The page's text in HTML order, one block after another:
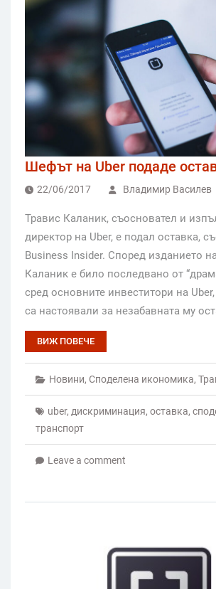
Шефът на Uber подаде
22/06/2017 Владимир Василев
Травис Каланик, съосновател и
директор на Uber, е подал оставка,
Business Insider. Според изданието
Каланик е било последвано от
сред основните инвеститори на
са настоявали за незабавната му
ВИЖ ПОВЕЧЕ
Новини, Споделена икономика,
uber, дискриминация, оставка,
транспорт
Leave a comment